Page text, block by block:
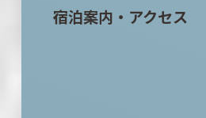
宿泊案内・アクセス